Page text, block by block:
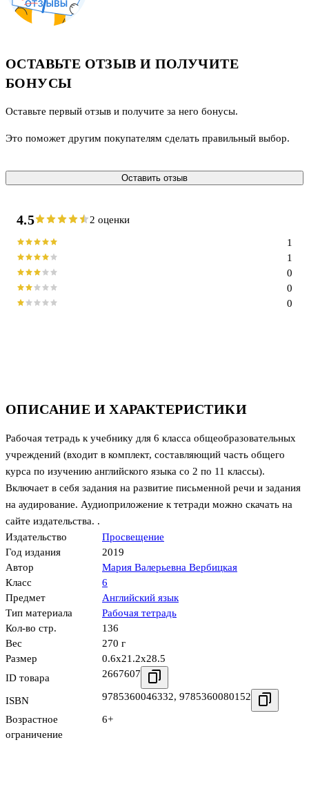
ОПИСАНИЕ И ХАРАКТЕРИСТИКИ
Рабочая тетрадь к учебнику для 6 класса общеобразовательных
учреждений (входит в комплект, составляющий часть общего
курса по изучению английского языка со 2 по 11 классы).
Включает в себя задания на развитие письменной речи и задания
на аудирование. Аудиоприложение к тетради можно скачать на
сайте издательства. .
Издательство
Просвещение
Год издания
2019
Автор
Мария Валерьевна Вербицкая
Класс
6
Предмет
Английский язык
Тип материала
Рабочая тетрадь
Кол-во стр.
136
Вес
270 г
Размер
0.6x21.2x28.5
ID товара
2667607
ISBN 9785360046332, 9785360080152
Возрастное
ограничение
6+
ОСТАВЬТЕ ОТЗЫВ И ПОЛУЧИТЕ
БОНУСЫ
Оставьте первый отзыв и получите за него бонусы.
Это поможет другим покупателям сделать правильный выбор.
Оставить отзыв
4.5 2 оценки
0
0
0
1
1